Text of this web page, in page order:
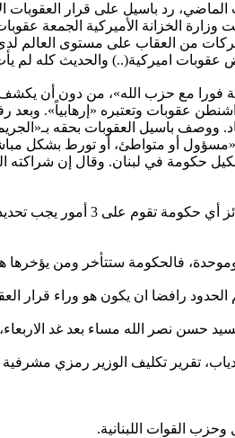
الماضي، رد باسيل على قرار
وزارة الخزانة الأميركية الجمعة
من العقاب على مستوى العالم لدى
عقوبات اميركية(..) والحديث كله لم
فورا مع حزب الله»، من دون أن
عقوبات وتعتبره «إرهابياً». وبعد
ووصف باسيل العقوبات بحقه
«مسؤول أو متواطئ، أو تورط بشكل
حكومة في لبنان. وقال إن شراكته
وفي الموضوع
وموحدة، فالحكومة ستتأخر ومن
رافضا ان يكون هو وراء قرار
حسن نصر الله مساء بعد غد
تكليف الوزير رمزي مشرفية تمثيل
القوات اللبنانية.